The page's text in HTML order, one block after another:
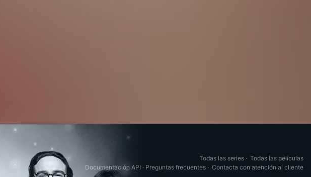
Todas las series · Todas las películas
Documentación API · Preguntas frecuentes · Contacta con atención al cliente